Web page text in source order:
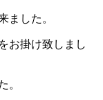
ました。
お掛け致しまし
。